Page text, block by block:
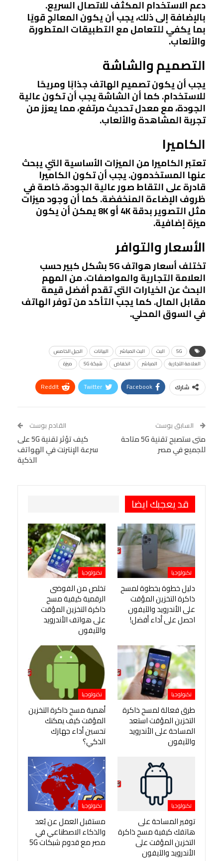
دعم الاستخدام المكثف للاتصال السريع.
بالإضافة إلى ذلك، يجب أن يكون المعالج قويًا
بما يكفي للتعامل مع التطبيقات المتطورة
والألعاب.
التصميم والشاشة
يجب أن يكون تصميم الهاتف جذابًا ومريحًا
للاستخدام. كما أن الشاشة يجب أن تكون عالية
الجودة، مع معدل تحديث مرتفع، مما يعزز من
تجربة المشاهدة والألعاب.
الكاميرا
تعتبر الكاميرا من الميزات الأساسية التي يبحث
عنها المستخدمون. يجب أن تكون الكاميرا
قادرة على التقاط صور عالية الجودة، خاصة في
ظروف الإضاءة المنخفضة. كما أن وجود ميزات
مثل التصوير بدقة 4K أو 8K يمكن أن يكون
ميزة إضافية.
الأسعار والتوافر
تختلف أسعار هواتف 5G بشكل كبير حسب
العلامة التجارية والمواصفات. من المهم
البحث عن الخيارات التي تقدم أفضل قيمة
مقابل المال. كما يجب التأكد من توفر الهاتف
في السوق المحلي.
5G البث البث المباشر البيانات
الجيل الخامس
العلامة التجارية
المباشر انخفاض شبكة 5G ميزة
شارك Facebook
Twitter
ReddIt
Tumblr
البريد الإلكتروني
StumbleUpon
VK
Digg
BlackBerry
Viber
السابق بوست
متى ستصبح تقنية 5G متاحة
للجميع في مصر
القادم بوست
كيف تؤثر تقنية 5G على
سرعة الإنترنت في الهواتف
الذكية
قد يعجبك ايضا
تكنولوجيا
دليل خطوة بخطوة لمسح
ذاكرة التخزين المؤقت
على الأندرويد والآيفون
احصل على أداء أفضل!
تكنولوجيا
تخلص من الفوضى
الرقمية كيفية مسح
ذاكرة التخزين المؤقت
على هواتف الأندرويد
والآيفون
تكنولوجيا
طرق فعالة لمسح ذاكرة
التخزين المؤقت استعد
المساحة على الأندرويد
والآيفون
تكنولوجيا
أهمية مسح ذاكرة التخزين
المؤقت كيف يمكنك
تحسين أداء جهازك
الذكي؟
تكنولوجيا
توفير المساحة على
هاتفك كيفية مسح ذاكرة
التخزين المؤقت على
الأندرويد والآيفون
تكنولوجيا
مستقبل العمل عن بُعد
والذكاء الاصطناعي في
مصر مع قدوم شبكات 5G